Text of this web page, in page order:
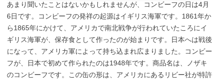
あまり聞いたことはないかもしれませんが、コンビーフの日は4月
6日です。コンビーフの発祥の起源はイギリス海軍です。1861年か
ら1865年にかけて、アメリカで南北戦争が行われていたころにイ
ギリス海軍が、保存食として作ったのが始まりです。日本へは戦後
になって、アメリカ軍によって持ち込まれ広まりました。コンビー
フが、日本で初めて作られたのは1948年です。商品名は、ノザキ
のコンビーフです。この缶の形は、アメリカにあるリビー社が特許